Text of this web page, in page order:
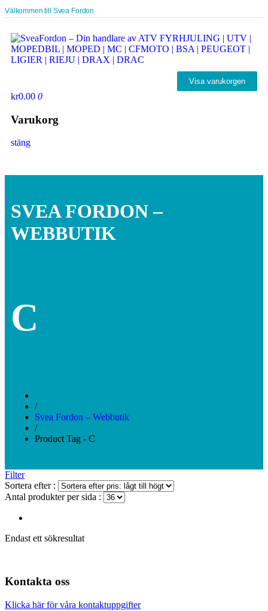
Välkommen till Svea Fordon
Visa varukorgen
kr0.00 0
Varukorg
stäng
SVEA FORDON –
WEBBUTIK
C
/
Svea Fordon – Webbutik
/
Product Tag - C
Filter
Sortera efter :
Antal produkter per sida :
Endast ett sökresultat
Kontakta oss
Klicka här för våra kontaktuppgifter